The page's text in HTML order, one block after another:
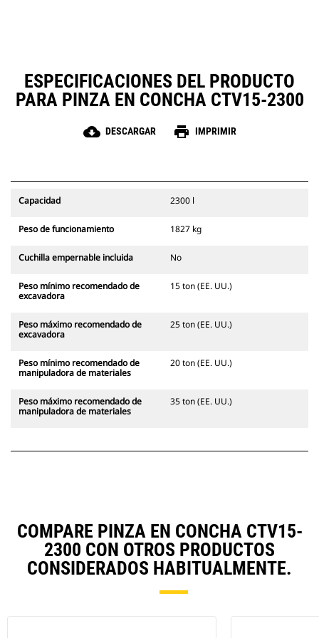
ESPECIFICACIONES DEL PRODUCTO
PARA PINZA EN CONCHA CTV15-2300
cloud_download DESCARGAR print IMPRIMIR
Capacidad 2300 l
Peso de funcionamiento 1827 kg
Cuchilla empernable incluida No
Peso mínimo recomendado de
excavadora
15 ton (EE. UU.)
Peso máximo recomendado de
excavadora
25 ton (EE. UU.)
Peso mínimo recomendado de
manipuladora de materiales
20 ton (EE. UU.)
Peso máximo recomendado de
manipuladora de materiales
35 ton (EE. UU.)
COMPARE PINZA EN CONCHA CTV15-
2300 CON OTROS PRODUCTOS
CONSIDERADOS HABITUALMENTE.